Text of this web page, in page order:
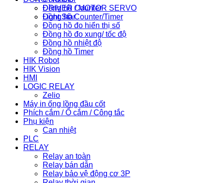
DRIVER / MOTOR SERVO
Light Star
Đồng hồ Counter
Đồng hồ Counter/Timer
Đồng hồ đo hiển thị số
Đồng hồ đo xung/ tốc độ
Đồng hồ nhiệt độ
Đồng hồ Timer
HIK Robot
HIK Vision
HMI
LOGIC RELAY
Zelio
Máy in ống lồng đầu cốt
Phích cắm / Ổ cắm / Công tắc
Phụ kiện
Can nhiệt
PLC
RELAY
Relay an toàn
Relay bán dẫn
Relay bảo vệ động cơ 3P